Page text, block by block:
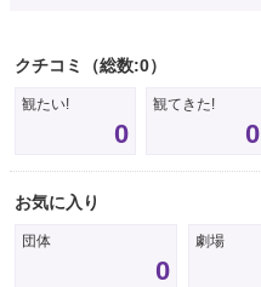
クチコミ （総数:0）
観たい!
0
観てきた!
0
お気に入り
団体
0
劇場